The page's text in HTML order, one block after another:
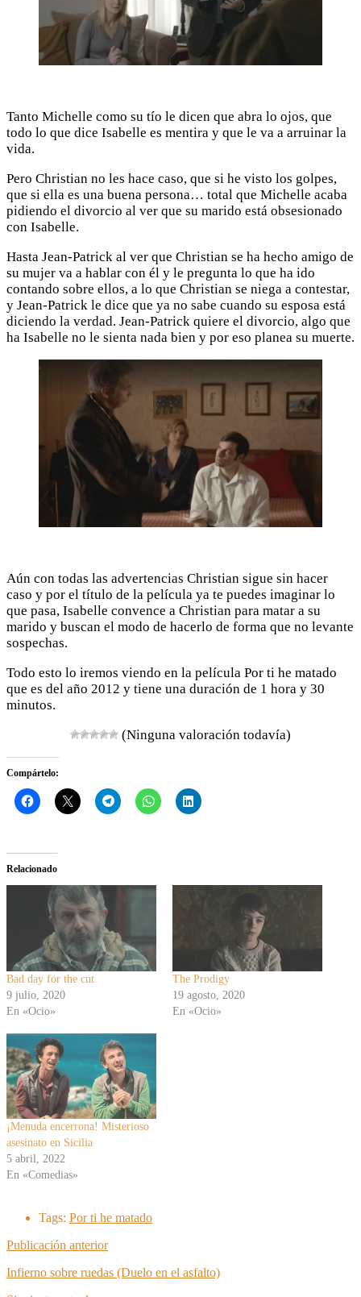
Tanto Michelle como su tío le dicen que abra lo ojos, que
todo lo que dice Isabelle es mentira y que le va a arruinar la
vida.
Pero Christian no les hace caso, que si he visto los golpes,
que si ella es una buena persona… total que Michelle acaba
pidiendo el divorcio al ver que su marido está obsesionado
con Isabelle.
Hasta Jean-Patrick al ver que Christian se ha hecho amigo de
su mujer va a hablar con él y le pregunta lo que ha ido
contando sobre ellos, a lo que Christian se niega a contestar,
y Jean-Patrick le dice que ya no sabe cuando su esposa está
diciendo la verdad. Jean-Patrick quiere el divorcio, algo que
ha Isabelle no le sienta nada bien y por eso planea su muerte.
Aún con todas las advertencias Christian sigue sin hacer
caso y por el título de la película ya te puedes imaginar lo
que pasa, Isabelle convence a Christian para matar a su
marido y buscan el modo de hacerlo de forma que no levante
sospechas.
Todo esto lo iremos viendo en la película Por ti he matado
que es del año 2012 y tiene una duración de 1 hora y 30
minutos.
(Ninguna valoración todavía)
Compártelo:
Relacionado
Bad day for the cut
9 julio, 2020
En «Ocio»
The Prodigy
19 agosto, 2020
En «Ocio»
¡Menuda encerrona! Misterioso
asesinato en Sicilia
5 abril, 2022
En «Comedias»
Tags: Por ti he matado
Publicación anterior
Infierno sobre ruedas (Duelo en el asfalto)